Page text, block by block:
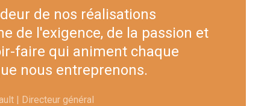
de nos réalisations
de l'exigence, de la passion et
faire qui animent chaque
nous entreprenons.
| Directeur général